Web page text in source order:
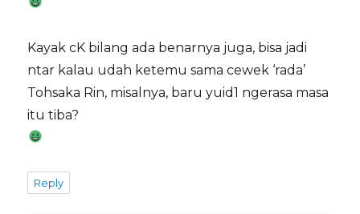
Kayak cK bilang ada benarnya juga, bisa jadi
ntar kalau udah ketemu sama cewek ‘rada’
Tohsaka Rin, misalnya, baru yuid1 ngerasa masa
itu tiba?
Reply